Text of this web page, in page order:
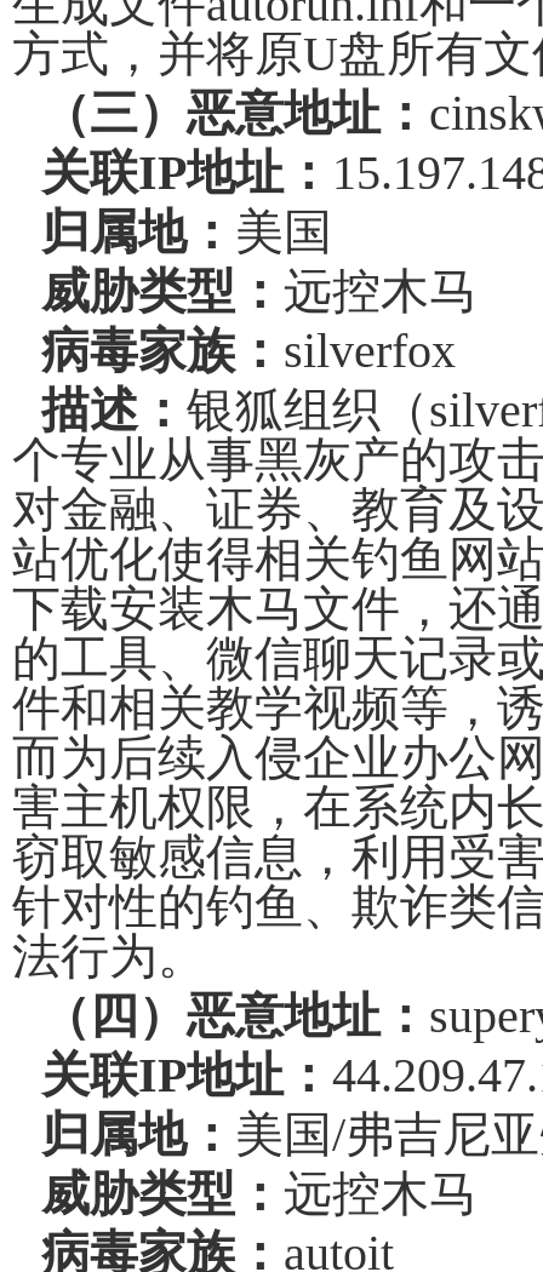
方式，并将原U盘所有
（三）恶意地址：
关联IP地址：
归属地： 美国
威胁类型： 远控木马
病毒家族： silverfox
描述： 银狐组织（
个专业从事黑灰产的攻
对金融、证券、教育及
站优化使得相关钓鱼网
下载安装木马文件，还
的工具、微信聊天记录
件和相关教学视频等，
而为后续入侵企业办公
害主机权限，在系统内
窃取敏感信息 ， 利用受
针对性的钓鱼、欺诈类
法行为。
（四）恶意地址：
关联IP地址：
归属地： 美国/弗吉尼
威胁类型： 远控木马
病毒家族： autoit